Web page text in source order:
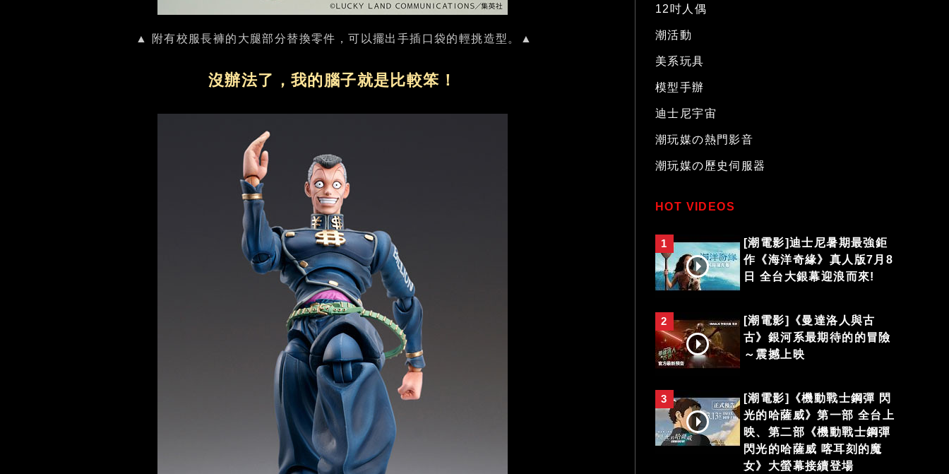
▲ 附有校服長褲的大腿部分替換零件，可以擺出手插口袋的輕挑造型。▲
沒辦法了，我的腦子就是比較笨！
12吋人偶
潮活動
美系玩具
模型手辦
迪士尼宇宙
潮玩媒の熱門影音
潮玩媒の歷史伺服器
HOT VIDEOS
1
[潮電影]迪士尼暑期最強鉅
作《海洋奇緣》真人版7月8
日 全台大銀幕迎浪而來!
2
[潮電影]《曼達洛人與古
古》銀河系最期待的的冒險
～震撼上映
3
[潮電影]《機動戰士鋼彈 閃
光的哈薩威》第一部 全台上
映、第二部《機動戰士鋼彈
閃光的哈薩威 喀耳刻的魔
女》大螢幕接續登場